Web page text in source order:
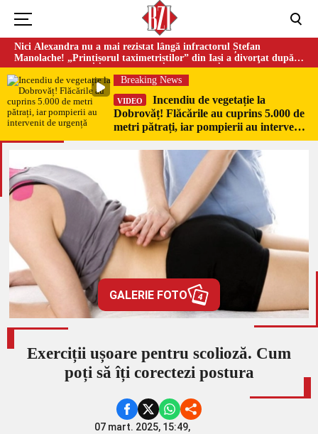
Nici Alexandra nu a mai rezistat lângă infractorul Ștefan
Manolache! „Prințișorul taximetriștilor” din Iași a divorţat după
doi ani de căsnicie
Breaking News
VIDEO
Incendiu de vegetație la
Dobrovăț! Flăcările au cuprins 5.000 de
metri pătrați, iar pompierii au intervenit
de urgență
GALERIE FOTO 4
Exerciții ușoare pentru scolioză. Cum
poți să îți corectezi postura
07 mart. 2025, 15:49,